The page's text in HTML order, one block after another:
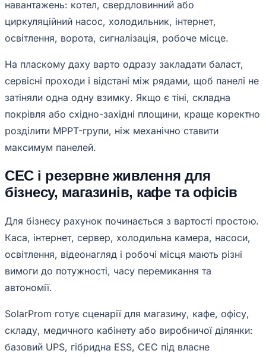
навантажень: котел, свердловинний або
циркуляційний насос, холодильник, інтернет,
освітлення, ворота, сигналізація, робоче місце.
На пласкому даху варто одразу закладати баласт,
сервісні проходи і відстані між рядами, щоб панелі не
затіняли одна одну взимку. Якщо є тіні, складна
покрівля або східно-західні площини, краще коректно
розділити MPPT-групи, ніж механічно ставити
максимум панелей.
СЕС і резервне живлення для
бізнесу, магазинів, кафе та офісів
Для бізнесу рахунок починається з вартості простою.
Каса, інтернет, сервер, холодильна камера, насоси,
освітлення, відеонагляд і робочі місця мають різні
вимоги до потужності, часу перемикання та
автономії.
SolarProm готує сценарії для магазину, кафе, офісу,
складу, медичного кабінету або виробничої ділянки:
базовий UPS, гібридна ESS, СЕС під власне